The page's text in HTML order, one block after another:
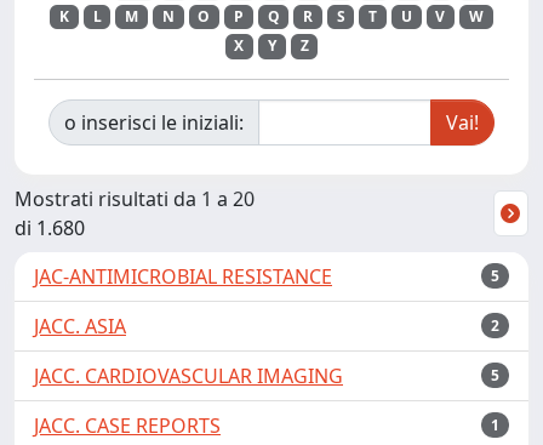
K
L M N O P Q R S T U V
W
X
Y Z
o inserisci le iniziali:
Mostrati risultati da 1 a 20
di 1.680
JAC-ANTIMICROBIAL RESISTANCE
5
JACC. ASIA 2
JACC. CARDIOVASCULAR IMAGING 5
JACC. CASE REPORTS 1